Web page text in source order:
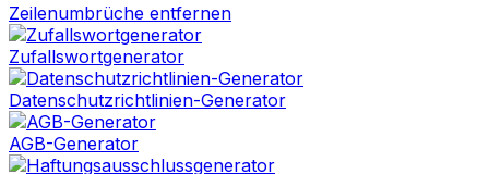
Zeilenumbrüche entfernen
Zufallswortgenerator
Datenschutzrichtlinien-Generator
AGB-Generator